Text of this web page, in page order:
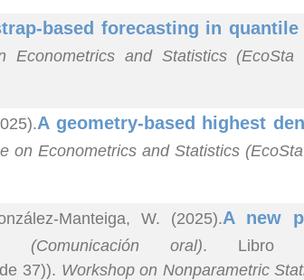
based forecasting in quantile
Econometrics and Statistics (EcoSta
A geometry-based highest
on Econometrics and Statistics
Manteiga, W. (2025).A new
(Comunicación oral). Libro
37)). Workshop on Nonparametric